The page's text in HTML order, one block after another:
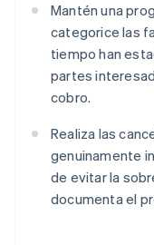
Mantén una
categorice las
tiempo han
partes
cobro.
Realiza las
genuinamente
de evitar la
documenta el